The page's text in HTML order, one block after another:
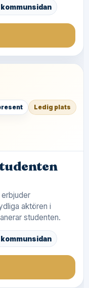
Ledig plats
aktören i
studenten.